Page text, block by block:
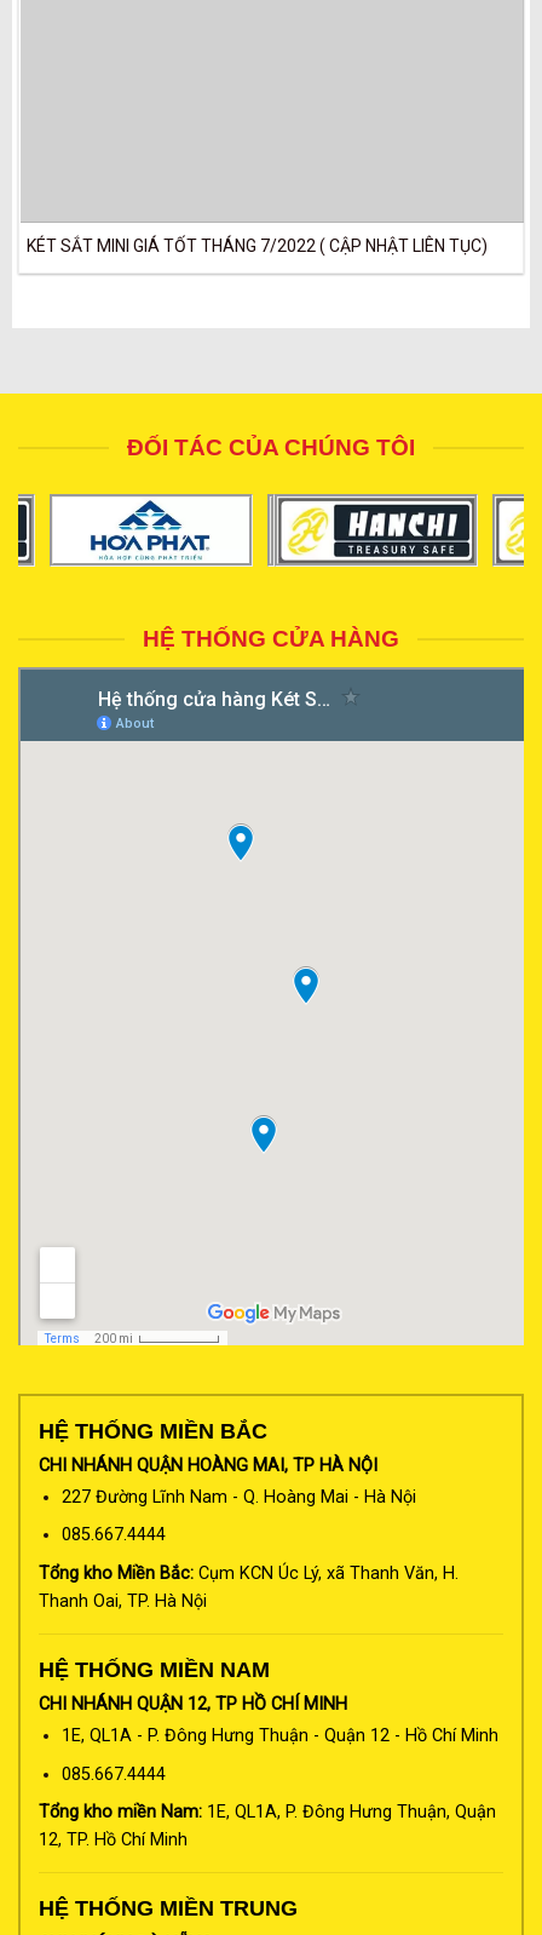
KÉT SẮT MINI GIÁ TỐT THÁNG 7/2022 ( CẬP NHẬT LIÊN TỤC)
ĐỐI TÁC CỦA CHÚNG TÔI
HỆ THỐNG CỬA HÀNG
HỆ THỐNG MIỀN BẮC
CHI NHÁNH QUẬN HOÀNG MAI, TP HÀ NỘI
227 Đường Lĩnh Nam - Q. Hoàng Mai - Hà Nội
085.667.4444
Tổng kho Miền Bắc: Cụm KCN Úc Lý, xã Thanh Văn, H.
Thanh Oai, TP. Hà Nội
HỆ THỐNG MIỀN NAM
CHI NHÁNH QUẬN 12, TP HỒ CHÍ MINH
1E, QL1A - P. Đông Hưng Thuận - Quận 12 - Hồ Chí Minh
085.667.4444
Tổng kho miền Nam: 1E, QL1A, P. Đông Hưng Thuận, Quận
12, TP. Hồ Chí Minh
HỆ THỐNG MIỀN TRUNG